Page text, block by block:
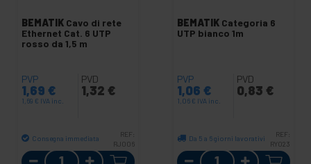
BEMATIK Cavo di rete
Ethernet Cat. 6 UTP
rosso da 1,5 m
PVP
1,69 €
1,69 € IVA inc.
PVD
1,32 €
Consegna immediata
REF:
RJ006
Quantità
BEMATIK Categoria 6
UTP bianco 1m
PVP
1,06 €
1,06 € IVA inc.
PVD
0,83 €
Da 5 a 6 giorni lavorativi
REF:
RY023
Quantità